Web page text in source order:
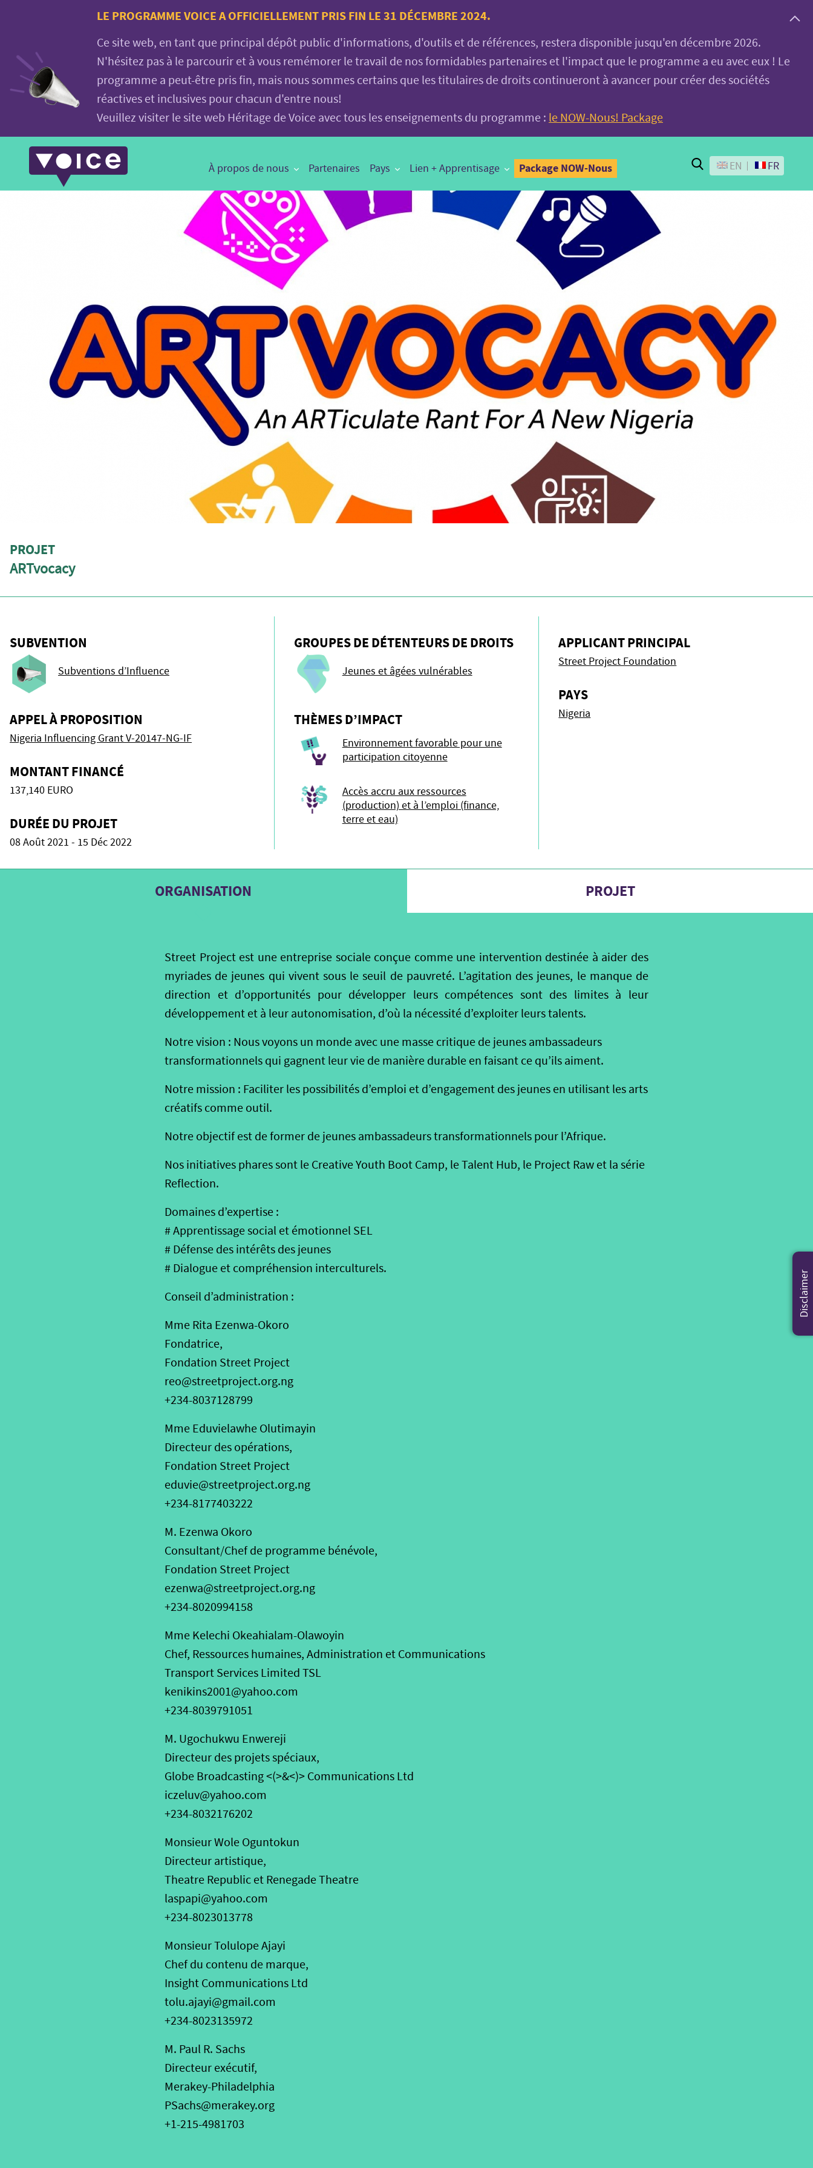
Voice.Global
website
LE PROGRAMME VOICE A OFFICIELLEMENT PRIS FIN LE 31 DÉCEMBRE 2024.
Ce site web, en tant que principal dépôt public d'informations, d'outils et de références, restera disponible jusqu'en décembre 2026.
N'hésitez pas à le parcourir et à vous remémorer le travail de nos formidables partenaires et l'impact que le programme a eu avec eux ! Le
programme a peut-être pris fin, mais nous sommes certains que les titulaires de droits continueront à avancer pour créer des sociétés
réactives et inclusives pour chacun d'entre nous!
Veuillez visiter le site web Héritage de Voice avec tous les enseignements du programme : le NOW-Nous! Package
Main
Navigation
À propos de nous Partenaires Pays Lien + Apprentisage Package NOW-Nous Search
EN FR
PROJET
ARTvocacy
SUBVENTION
Subventions d’Influence
APPEL À PROPOSITION
Nigeria Influencing Grant V-20147-NG-IF
MONTANT FINANCÉ
137,140 EURO
DURÉE DU PROJET
08 Août 2021 - 15 Déc 2022
GROUPES DE DÉTENTEURS DE DROITS
Jeunes et âgées vulnérables
THÈMES D’IMPACT
Environnement favorable pour une
participation citoyenne
Accès accru aux ressources
(production) et à l’emploi (finance,
terre et eau)
APPLICANT PRINCIPAL
Street Project Foundation
PAYS
Nigeria
ORGANISATION
Street Project est une entreprise sociale conçue comme une intervention destinée à aider des
myriades de jeunes qui vivent sous le seuil de pauvreté. L’agitation des jeunes, le manque de
direction et d’opportunités pour développer leurs compétences sont des limites à leur
développement et à leur autonomisation, d’où la nécessité d’exploiter leurs talents.
Notre vision : Nous voyons un monde avec une masse critique de jeunes ambassadeurs
transformationnels qui gagnent leur vie de manière durable en faisant ce qu’ils aiment.
Notre mission : Faciliter les possibilités d’emploi et d’engagement des jeunes en utilisant les arts
créatifs comme outil.
Notre objectif est de former de jeunes ambassadeurs transformationnels pour l’Afrique.
Nos initiatives phares sont le Creative Youth Boot Camp, le Talent Hub, le Project Raw et la série
Reflection.
Domaines d’expertise :
# Apprentissage social et émotionnel SEL
# Défense des intérêts des jeunes
# Dialogue et compréhension interculturels.
Conseil d’administration :
Mme Rita Ezenwa-Okoro
Fondatrice,
Fondation Street Project
reo@streetproject.org.ng
+234-8037128799
Mme Eduvielawhe Olutimayin
Directeur des opérations,
Fondation Street Project
eduvie@streetproject.org.ng
+234-8177403222
M. Ezenwa Okoro
Consultant/Chef de programme bénévole,
Fondation Street Project
ezenwa@streetproject.org.ng
+234-8020994158
Mme Kelechi Okeahialam-Olawoyin
Chef, Ressources humaines, Administration et Communications
Transport Services Limited TSL
kenikins2001@yahoo.com
+234-8039791051
M. Ugochukwu Enwereji
Directeur des projets spéciaux,
Globe Broadcasting <(>&<)> Communications Ltd
iczeluv@yahoo.com
+234-8032176202
Monsieur Wole Oguntokun
Directeur artistique,
Theatre Republic et Renegade Theatre
laspapi@yahoo.com
+234-8023013778
Monsieur Tolulope Ajayi
Chef du contenu de marque,
Insight Communications Ltd
tolu.ajayi@gmail.com
+234-8023135972
M. Paul R. Sachs
Directeur exécutif,
Merakey-Philadelphia
PSachs@merakey.org
+1-215-4981703
PROJET
Disclaimer